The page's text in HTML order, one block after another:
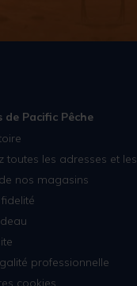
de Pacific Pêche
toutes les adresses et les
nos magasins
professionnelle
cookies